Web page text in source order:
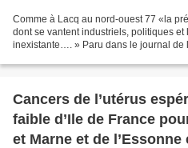
Comme à Lacq au nord-ouest 77 «la
dont se vantent industriels, politiques et
inexistante…. » Paru dans le journal de
Cancers de l’utérus
faible d’Ile de France
et Marne et de